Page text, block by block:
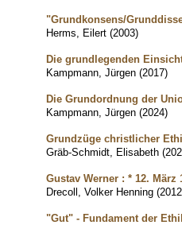
"Grundkonsens/
Herms, Eilert (2003)
Die grundlegenden
Kampmann, Jürgen (2017)
Die Grundordnung der
Kampmann, Jürgen (2024)
Grundzüge christlicher
Gräb-Schmidt, Elisabeth (
Gustav Werner : * 12. März
Drecoll, Volker Henning (2012
"Gut" - Fundament der